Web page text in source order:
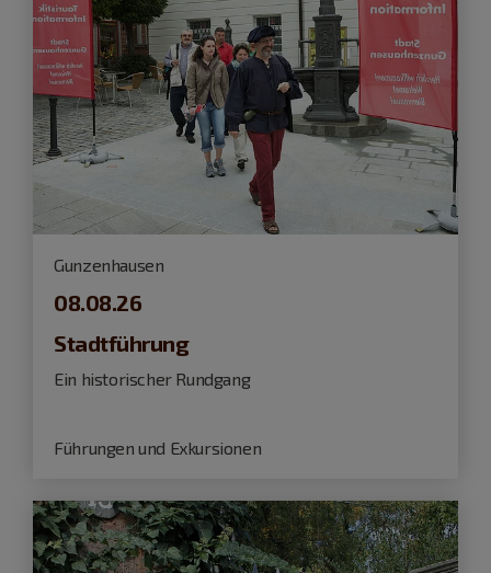
Gunzenhausen
08.08.26
Stadtführung
Ein historischer Rundgang
Führungen und Exkursionen